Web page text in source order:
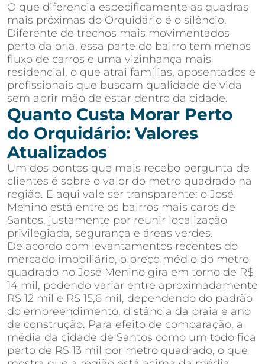
O que diferencia especificamente as quadras
mais próximas do Orquidário é o silêncio.
Diferente de trechos mais movimentados
perto da orla, essa parte do bairro tem menos
fluxo de carros e uma vizinhança mais
residencial, o que atrai famílias, aposentados e
profissionais que buscam qualidade de vida
sem abrir mão de estar dentro da cidade.
Quanto Custa Morar Perto
do Orquidário: Valores
Atualizados
Um dos pontos que mais recebo pergunta de
clientes é sobre o valor do metro quadrado na
região. E aqui vale ser transparente: o José
Menino está entre os bairros mais caros de
Santos, justamente por reunir localização
privilegiada, segurança e áreas verdes.
De acordo com levantamentos recentes do
mercado imobiliário, o preço médio do metro
quadrado no José Menino gira em torno de R$
14 mil, podendo variar entre aproximadamente
R$ 12 mil e R$ 15,6 mil, dependendo do padrão
do empreendimento, distância da praia e ano
de construção. Para efeito de comparação, a
média da cidade de Santos como um todo fica
perto de R$ 13 mil por metro quadrado, o que